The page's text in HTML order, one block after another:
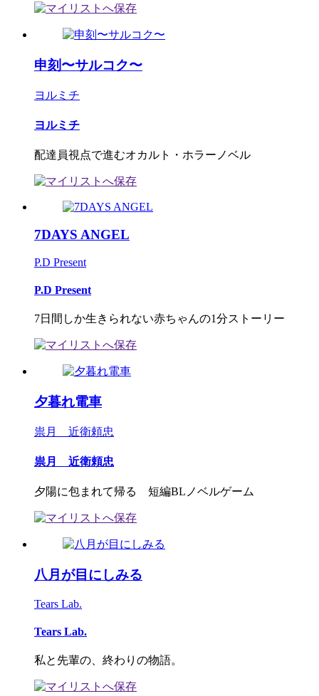
申刻〜サルコク〜
ヨルミチ
ヨルミチ
配達員視点で進むオカルト・ホラーノベル
7DAYS ANGEL
P.D Present
P.D Present
7日間しか生きられない赤ちゃんの1分ストーリー
夕暮れ電車
祟月 近衛頼忠
祟月 近衛頼忠
夕陽に包まれて帰る 短編BLノベルゲーム
八月が目にしみる
Tears Lab.
Tears Lab.
私と先輩の、終わりの物語。